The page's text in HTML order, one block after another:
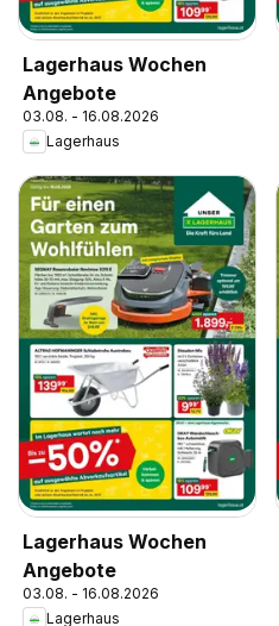
Lagerhaus Wochen
Angebote
03.08. - 16.08.2026
Lagerhaus
Lagerhaus Wochen
Angebote
03.08. - 16.08.2026
Lagerhaus